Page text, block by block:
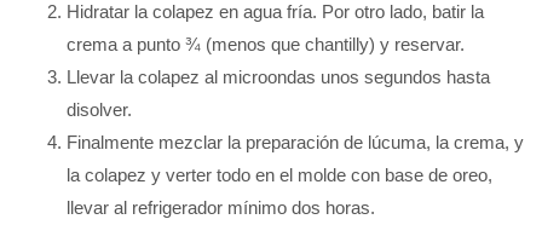
Hidratar la colapez en agua fría. Por otro lado, batir la
crema a punto ¾ (menos que chantilly) y reservar.
Llevar la colapez al microondas unos segundos hasta
disolver.
Finalmente mezclar la preparación de lúcuma, la crema, y
la colapez y verter todo en el molde con base de oreo,
llevar al refrigerador mínimo dos horas.